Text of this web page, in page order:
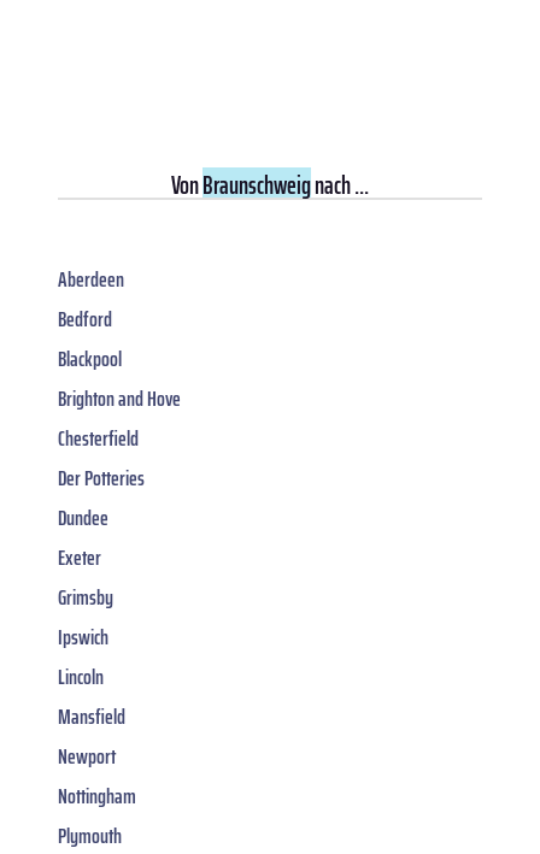
VonBraunschweignach ...
Aberdeen
Bedford
Blackpool
Brighton and Hove
Chesterfield
Der Potteries
Dundee
Exeter
Grimsby
Ipswich
Lincoln
Mansfield
Newport
Nottingham
Plymouth